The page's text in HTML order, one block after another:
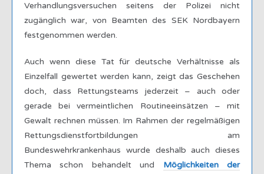
Verhandlungsversuchen seitens der Polizei nicht
zugänglich war, von Beamten des SEK Nordbayern
festgenommen werden.
Auch wenn diese Tat für deutsche Verhältnisse als
Einzelfall gewertet werden kann, zeigt das Geschehen
doch, dass Rettungsteams jederzeit – auch oder
gerade bei vermeintlichen Routineeinsätzen – mit
Gewalt rechnen müssen. Im Rahmen der regelmäßigen
Rettungsdienstfortbildungen am
Bundeswehrkrankenhaus wurde deshalb auch dieses
Thema schon behandelt und Möglichkeiten der